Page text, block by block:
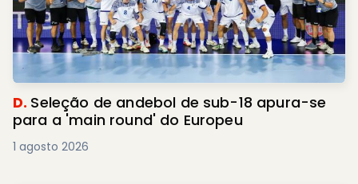
D. Seleção de andebol de sub-18 apura-se
para a 'main round' do Europeu
1 agosto 2026